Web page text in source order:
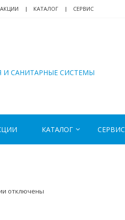
АКЦИИ КАТАЛОГ СЕРВИС
И САНИТАРНЫЕ СИСТЕМЫ
КАТАЛОГ СЕРВИС
котключены